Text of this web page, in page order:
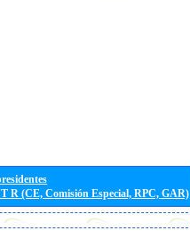
R (CE, Comisión Especial, RPC, GAR)